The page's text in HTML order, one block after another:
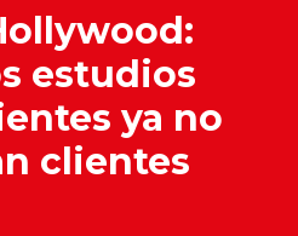
estudios
ya no
clientes